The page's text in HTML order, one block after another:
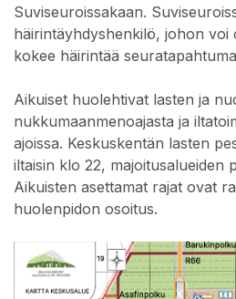
Suviseuroissakaan.
häirintäyhdyshenkilö, johon voi
kokee häirintää
Aikuiset huolehtivat lasten ja
nukkumaanmenoajasta ja
ajoissa. Keskuskentän lasten
iltaisin klo 22, majoitusalueiden
Aikuisten asettamat rajat ovat
huolenpidon osoitus.